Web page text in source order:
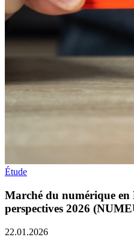
Étude
Marché du numérique en
perspectives 2026
22.01.2026